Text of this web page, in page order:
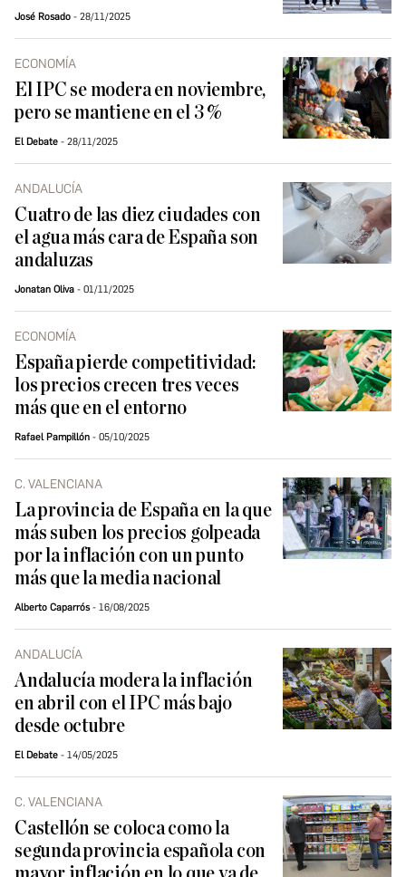
José Rosado 28/11/2025
ECONOMÍA
El IPC se modera en noviembre,
pero se mantiene en el 3 %
El Debate 28/11/2025
ANDALUCÍA
Cuatro de las diez ciudades con
el agua más cara de España son
andaluzas
Jonatan Oliva 01/11/2025
ECONOMÍA
España pierde competitividad:
los precios crecen tres veces
más que en el entorno
Rafael Pampillón 05/10/2025
C. VALENCIANA
La provincia de España en la que
más suben los precios golpeada
por la inflación con un punto
más que la media nacional
Alberto Caparrós 16/08/2025
ANDALUCÍA
Andalucía modera la inflación
en abril con el IPC más bajo
desde octubre
El Debate 14/05/2025
C. VALENCIANA
Castellón se coloca como la
segunda provincia española con